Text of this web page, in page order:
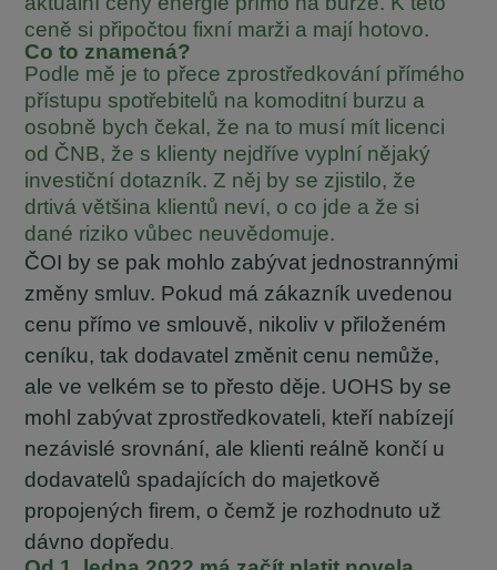
ceně si připočtou fixní marži a mají hotovo.
Co to znamená?
Podle mě je to přece zprostředkování přímého
přístupu spotřebitelů na komoditní burzu a
osobně bych čekal, že na to musí mít licenci
od ČNB, že s klienty nejdříve vyplní nějaký
investiční dotazník. Z něj by se zjistilo, že
drtivá většina klientů neví, o co jde a že si
dané riziko vůbec neuvědomuje.
ČOI by se pak mohlo zabývat jednostrannými
změny smluv. Pokud má zákazník uvedenou
cenu přímo ve smlouvě, nikoliv v přiloženém
ceníku, tak dodavatel změnit cenu nemůže,
ale ve velkém se to přesto děje. UOHS by se
mohl zabývat zprostředkovateli, kteří nabízejí
nezávislé srovnání, ale klienti reálně končí u
dodavatelů spadajících do majetkově
propojených firem, o čemž je rozhodnuto už
dávno dopředu.